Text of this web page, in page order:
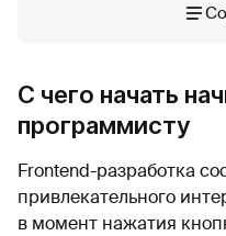
С чего начать
программисту
Frontend-разработка
привлекательного
в момент нажатия